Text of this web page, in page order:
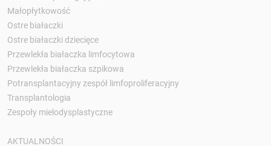
Małopłytkowość
Ostre białaczki
Ostre białaczki dziecięce
Przewlekła białaczka limfocytowa
Przewlekła białaczka szpikowa
Potransplantacyjny zespół limfoproliferacyjny
Transplantologia
Zespoły mielodysplastyczne
AKTUALNOŚCI